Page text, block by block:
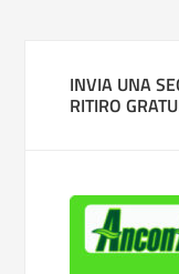
INVIA UNA
RITIRO